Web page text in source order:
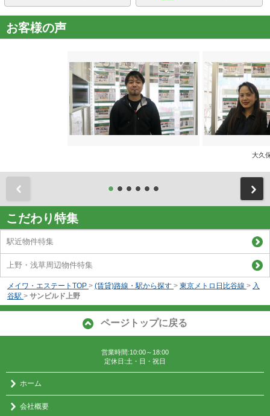
お客様の声
大久
こだわり特集
駅近物件特集
上野・浅草周辺物件特集
メイワ・エステートTOP > (賃貸)路線・駅から探す > 東京メトロ日比谷線 > 入
谷駅 > サンビルド上野
ページトップに戻る
営業時間:10:00～18:00
定休日:土・日・祝日
ホーム
会社概要